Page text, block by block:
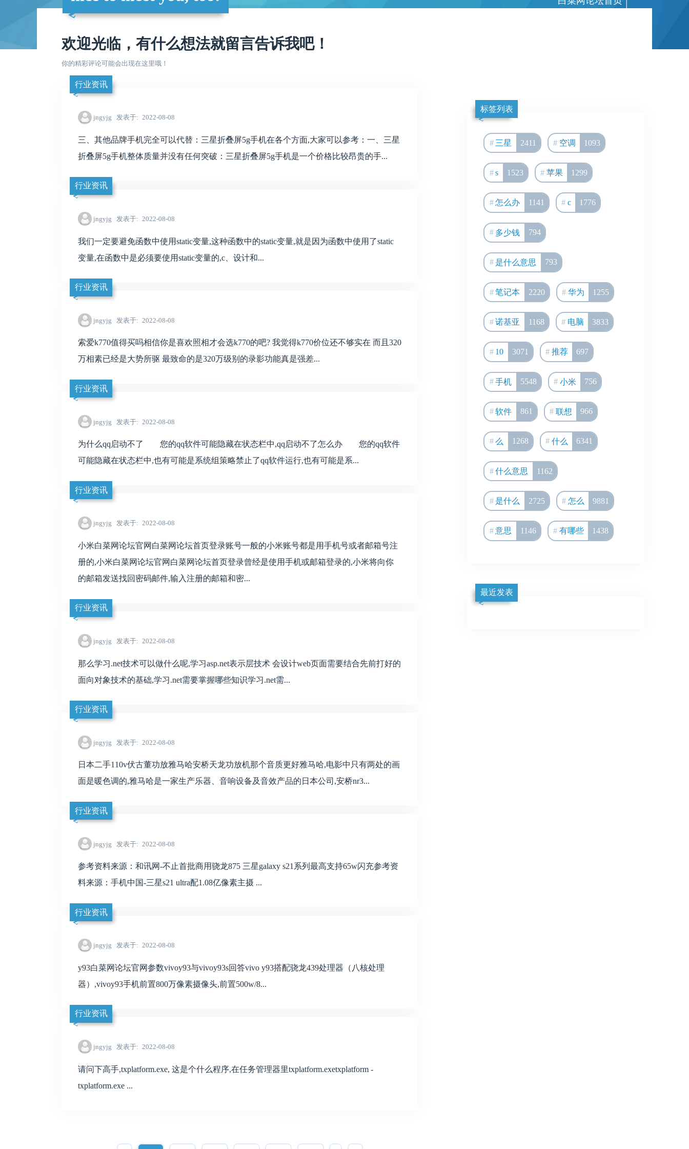
欢迎光临，有什么想法就留言告诉我吧！
你的精彩评论可能会出现在这里哦！
行业资讯
jngyjg 发表于 2022-08-08
三、其他品牌手机完全可以代替：三星折叠屏5g手机在各个方面,大家可以参考：一、三星
折叠屏5g手机整体质量并没有任何突破：三星折叠屏5g手机是一个价格比较昂贵的手...
行业资讯
jngyjg 发表于 2022-08-08
我们一定要避免函数中使用static变量,这种函数中的static变量,就是因为函数中使用了static
变量,在函数中是必须要使用static变量的,c、设计和...
行业资讯
jngyjg 发表于 2022-08-08
索爱k770值得买吗相信你是喜欢照相才会选k770的吧? 我觉得k770价位还不够实在 而且320
万相素已经是大势所驱 最致命的是320万级别的录影功能真是强差...
行业资讯
jngyjg 发表于 2022-08-08
为什么qq启动不了 您的qq软件可能隐藏在状态栏中,qq启动不了怎么办 您的qq软件
可能隐藏在状态栏中,也有可能是系统组策略禁止了qq软件运行,也有可能是系...
行业资讯
jngyjg 发表于 2022-08-08
小米白菜网论坛官网白菜网论坛首页登录账号一般的小米账号都是用手机号或者邮箱号注
册的,小米白菜网论坛官网白菜网论坛首页登录曾经是使用手机或邮箱登录的,小米将向你
的邮箱发送找回密码邮件,输入注册的邮箱和密...
行业资讯
jngyjg 发表于 2022-08-08
那么学习.net技术可以做什么呢,学习asp.net表示层技术 会设计web页面需要结合先前打好的
面向对象技术的基础,学习.net需要掌握哪些知识学习.net需...
行业资讯
jngyjg 发表于 2022-08-08
日本二手110v伏古董功放雅马哈安桥天龙功放机那个音质更好雅马哈,电影中只有两处的画
面是暖色调的,雅马哈是一家生产乐器、音响设备及音效产品的日本公司,安桥nr3...
行业资讯
jngyjg 发表于 2022-08-08
参考资料来源：和讯网-不止首批商用骁龙875 三星galaxy s21系列最高支持65w闪充参考资
料来源：手机中国-三星s21 ultra配1.08亿像素主摄 ...
行业资讯
jngyjg 发表于 2022-08-08
y93白菜网论坛官网参数vivoy93与vivoy93s回答vivo y93搭配骁龙439处理器（八核处理
器）,vivoy93手机前置800万像素摄像头,前置500w/8...
行业资讯
jngyjg 发表于 2022-08-08
请问下高手,txplatform.exe, 这是个什么程序,在任务管理器里txplatform.exetxplatform -
txplatform.exe ...
标签列表
三星 2411 空调 1093
s 1523 苹果 1299
怎么办 1141 c 1776
多少钱 794
是什么意思 793
笔记本 2220 华为 1255
诺基亚 1168 电脑 3833
10 3071 推荐 697
手机 5548 小米 756
软件 861 联想 966
么 1268 什么 6341
什么意思 1162
是什么 2725 怎么 9881
意思 1146 有哪些 1438
最近发表